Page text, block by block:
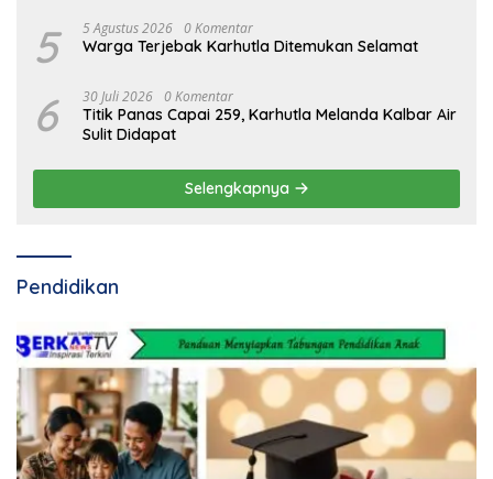
5 5 Agustus 2026 0 Komentar
Warga Terjebak Karhutla Ditemukan Selamat
6 30 Juli 2026 0 Komentar
Titik Panas Capai 259, Karhutla Melanda Kalbar Air
Sulit Didapat
Selengkapnya
Pendidikan